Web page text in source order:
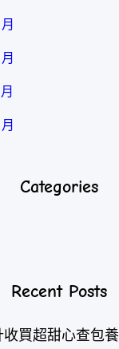
Categories
Recent Posts
買超甜心查包